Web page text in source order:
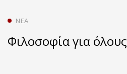
ΝΈΑ
Φιλοσοφία για όλους